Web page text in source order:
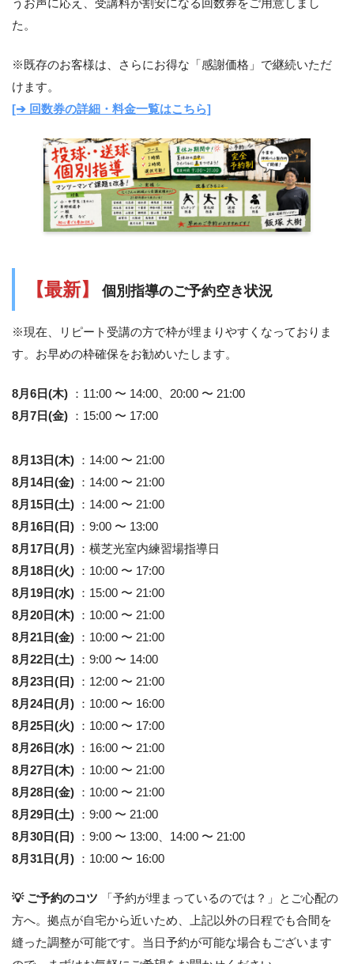
うお声に応え、受講料が割安になる回数券をご用意しまし
た。
※既存のお客様は、さらにお得な「感謝価格」で継続いただ
けます。
[➔ 回数券の詳細・料金一覧はこちら]
【最新】 個別指導のご予約空き状況
※現在、リピート受講の方で枠が埋まりやすくなっておりま
す。お早めの枠確保をお勧めいたします。
8月6日(木)
：11:00 〜 14:00、20:00 〜 21:00
8月7日(金)
：15:00 〜 17:00
8月13日(木)
：14:00 〜 21:00
8月14日(金)
：14:00 〜 21:00
8月15日(土)
：14:00 〜 21:00
8月16日(日)
：9:00 〜 13:00
8月17日(月)
：横芝光室内練習場指導日
8月18日(火)
：10:00 〜 17:00
8月19日(水)
：15:00 〜 21:00
8月20日(木)
：10:00 〜 21:00
8月21日(金)
：10:00 〜 21:00
8月22日(土)
：9:00 〜 14:00
8月23日(日)
：12:00 〜 21:00
8月24日(月)
：10:00 〜 16:00
8月25日(火)
：10:00 〜 17:00
8月26日(水)
：16:00 〜 21:00
8月27日(木)
：10:00 〜 21:00
8月28日(金)
：10:00 〜 21:00
8月29日(土)
：9:00 〜 21:00
8月30日(日)
：9:00 〜 13:00、14:00 〜 21:00
8月31日(月)
：10:00 〜 16:00
💡 ご予約のコツ 「予約が埋まっているのでは？」とご心配の
方へ。拠点が自宅から近いため、上記以外の日程でも合間を
縫った調整が可能です。当日予約が可能な場合もございます